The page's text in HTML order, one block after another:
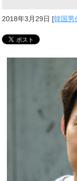
2018年3月29日 [韓国男